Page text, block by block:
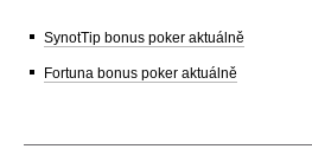
SynotTip bonus poker aktuálně
Fortuna bonus poker aktuálně